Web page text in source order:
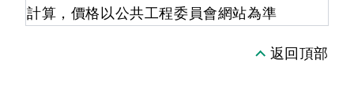
計算，價格以公共工程委員會網站為準
返回頂部